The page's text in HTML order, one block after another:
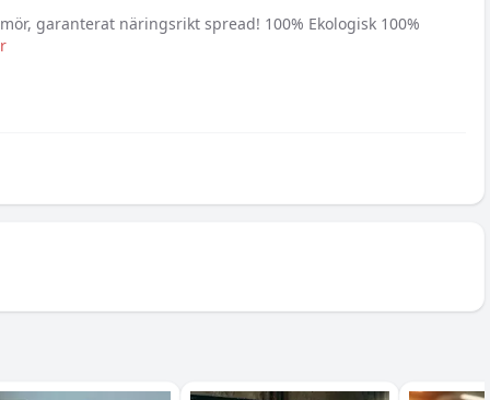
garanterat näringsrikt spread! 100% Ekologisk 100%